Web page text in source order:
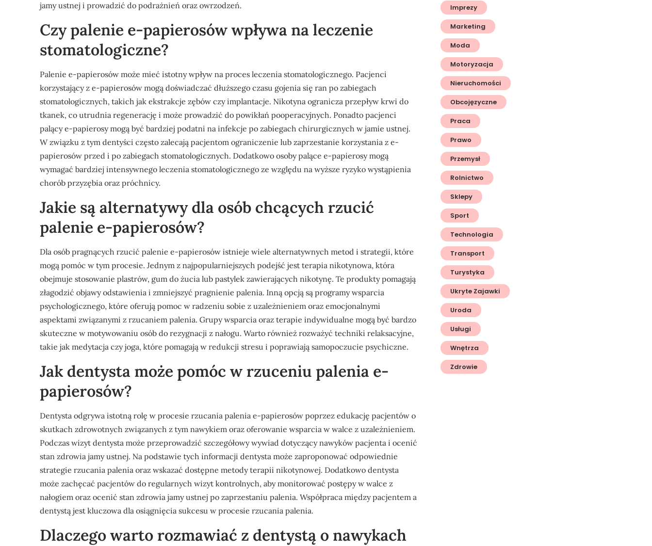
jamy ustnej i prowadzić do podrażnień oraz owrzodzeń.
Czy palenie e-papierosów wpływa na leczenie
stomatologiczne?
Palenie e-papierosów może mieć istotny wpływ na proces leczenia stomatologicznego. Pacjenci
korzystający z e-papierosów mogą doświadczać dłuższego czasu gojenia się ran po zabiegach
stomatologicznych, takich jak ekstrakcje zębów czy implantacje. Nikotyna ogranicza przepływ krwi do
tkanek, co utrudnia regenerację i może prowadzić do powikłań pooperacyjnych. Ponadto pacjenci
palący e-papierosy mogą być bardziej podatni na infekcje po zabiegach chirurgicznych w jamie ustnej.
W związku z tym dentyści często zalecają pacjentom ograniczenie lub zaprzestanie korzystania z e-
papierosów przed i po zabiegach stomatologicznych. Dodatkowo osoby palące e-papierosy mogą
wymagać bardziej intensywnego leczenia stomatologicznego ze względu na wyższe ryzyko wystąpienia
chorób przyzębia oraz próchnicy.
Jakie są alternatywy dla osób chcących rzucić
palenie e-papierosów?
Dla osób pragnących rzucić palenie e-papierosów istnieje wiele alternatywnych metod i strategii, które
mogą pomóc w tym procesie. Jednym z najpopularniejszych podejść jest terapia nikotynowa, która
obejmuje stosowanie plastrów, gum do żucia lub pastylek zawierających nikotynę. Te produkty pomagają
złagodzić objawy odstawienia i zmniejszyć pragnienie palenia. Inną opcją są programy wsparcia
psychologicznego, które oferują pomoc w radzeniu sobie z uzależnieniem oraz emocjonalnymi
aspektami związanymi z rzucaniem palenia. Grupy wsparcia oraz terapie indywidualne mogą być bardzo
skuteczne w motywowaniu osób do rezygnacji z nałogu. Warto również rozważyć techniki relaksacyjne,
takie jak medytacja czy joga, które pomagają w redukcji stresu i poprawiają samopoczucie psychiczne.
Jak dentysta może pomóc w rzuceniu palenia e-
papierosów?
Dentysta odgrywa istotną rolę w procesie rzucania palenia e-papierosów poprzez edukację pacjentów o
skutkach zdrowotnych związanych z tym nawykiem oraz oferowanie wsparcia w walce z uzależnieniem.
Podczas wizyt dentysta może przeprowadzić szczegółowy wywiad dotyczący nawyków pacjenta i ocenić
stan zdrowia jamy ustnej. Na podstawie tych informacji dentysta może zaproponować odpowiednie
strategie rzucania palenia oraz wskazać dostępne metody terapii nikotynowej. Dodatkowo dentysta
może zachęcać pacjentów do regularnych wizyt kontrolnych, aby monitorować postępy w walce z
nałogiem oraz ocenić stan zdrowia jamy ustnej po zaprzestaniu palenia. Współpraca między pacjentem a
dentystą jest kluczowa dla osiągnięcia sukcesu w procesie rzucania palenia.
Dlaczego warto rozmawiać z dentystą o nawykach
Imprezy
Marketing
Moda
Motoryzacja
Nieruchomości
Obcojęzyczne
Praca
Prawo
Przemysł
Rolnictwo
Sklepy
Sport
Technologia
Transport
Turystyka
Ukryte Zajawki
Uroda
Usługi
Wnętrza
Zdrowie